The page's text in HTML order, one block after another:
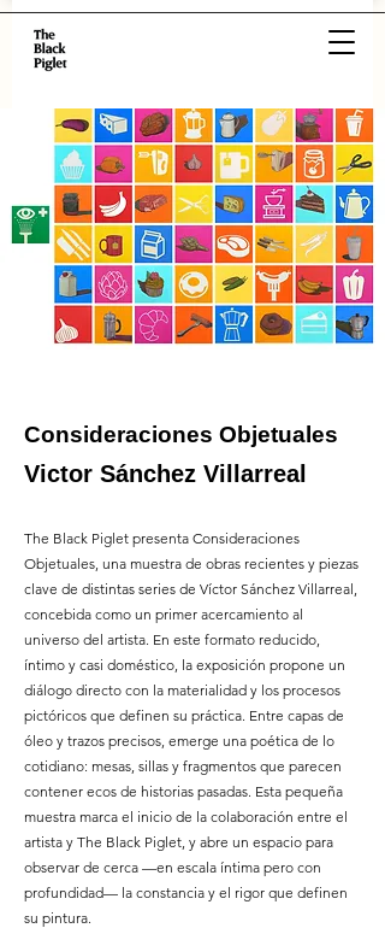
Consideraciones Objetuales
Victor Sánchez Villarreal
The Black Piglet presenta Consideraciones
Objetuales, una muestra de obras recientes y piezas
clave de distintas series de Víctor Sánchez Villarreal,
concebida como un primer acercamiento al
universo del artista. En este formato reducido,
íntimo y casi doméstico, la exposición propone un
diálogo directo con la materialidad y los procesos
pictóricos que definen su práctica. Entre capas de
óleo y trazos precisos, emerge una poética de lo
cotidiano: mesas, sillas y fragmentos que parecen
contener ecos de historias pasadas. Esta pequeña
muestra marca el inicio de la colaboración entre el
artista y The Black Piglet, y abre un espacio para
observar de cerca —en escala íntima pero con
profundidad— la constancia y el rigor que definen
su pintura.